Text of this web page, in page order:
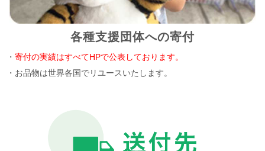
各種支援団体への寄付
・寄付の実績はすべてHPで公表しております。
・お品物は世界各国でリユースいたします。